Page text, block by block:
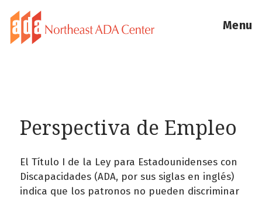
Menu
Perspectiva de Empleo
El Título I de la Ley para Estadounidenses con
Discapacidades (ADA, por sus siglas en inglés)
indica que los patronos no pueden discriminar